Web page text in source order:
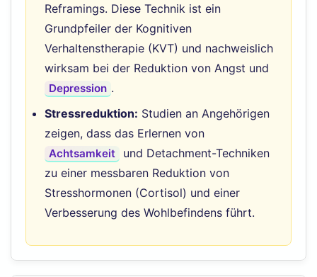
Reframings. Diese Technik ist ein
Grundpfeiler der Kognitiven
Verhaltenstherapie (KVT) und nachweislich
wirksam bei der Reduktion von Angst und
Depression .
Stressreduktion: Studien an Angehörigen
zeigen, dass das Erlernen von
Achtsamkeit
und Detachment-Techniken
zu einer messbaren Reduktion von
Stresshormonen (Cortisol) und einer
Verbesserung des Wohlbefindens führt.